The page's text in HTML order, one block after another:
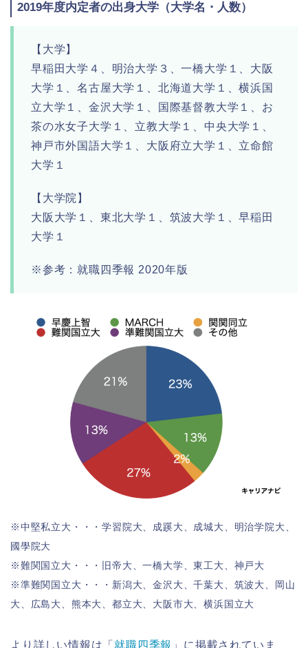
2019年度内定者の出身大学（大学名・人数）
【大学】
早稲田大学４、明治大学３、一橋大学１、大阪
大学１、名古屋大学１、北海道大学１、横浜国
立大学１、金沢大学１、国際基督教大学１、お
茶の水女子大学１、立教大学１、中央大学１、
神戸市外国語大学１、大阪府立大学１、立命館
大学１
【大学院】
大阪大学１、東北大学１、筑波大学１、早稲田
大学１
※参考：就職四季報 2020年版
※中堅私立大・・・学習院大、成蹊大、成城大、明治学院大、
國學院大
※難関国立大・・・旧帝大、一橋大学、東工大、神戸大
※準難関国立大・・・新潟大、金沢大、千葉大、筑波大、岡山
大、広島大、熊本大、都立大、大阪市大、横浜国立大
より詳しい情報は「 就職四季報 」に掲載されていま